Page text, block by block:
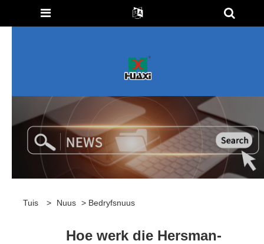
Tuis > Nuus > Bedryfsnuus
Hoe werk die Hersman-